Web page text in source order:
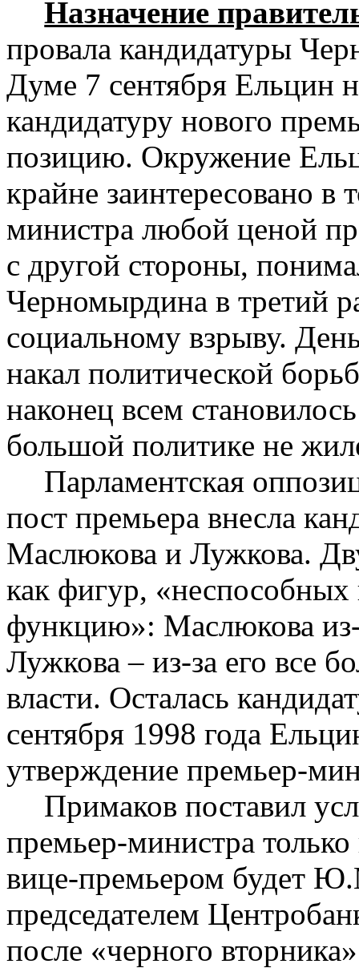
Назначение
провала кандидатуры
Думе 7 сентября Ельцин
кандидатуру нового
позицию. Окружение
крайне заинтересовано
министра любой ценой
с другой стороны,
Черномырдина в третий
социальному взрыву.
накал политической
наконец всем
большой политике не
Парламентская
пост премьера внесла
Маслюкова и Лужкова.
как фигур,
функцию»: Маслюкова
Лужкова – из-за его все
власти. Осталась
сентября 1998 года
утверждение премьер-
Примаков поставил
премьер-министра
вице-премьером будет
председателем
после «черного